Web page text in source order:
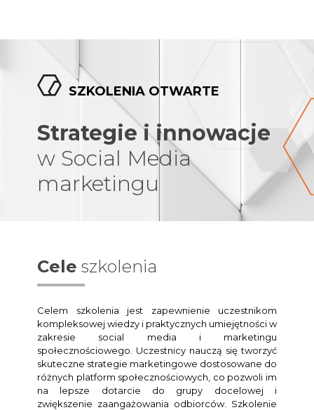
SZKOLENIA OTWARTE
Strategie i innowacje
w Social Media
marketingu
Cele szkolenia
Celem szkolenia jest zapewnienie uczestnikom
kompleksowej wiedzy i praktycznych umiejętności w
zakresie social media i marketingu
społecznościowego. Uczestnicy nauczą się tworzyć
skuteczne strategie marketingowe dostosowane do
różnych platform społecznościowych, co pozwoli im
na lepsze dotarcie do grupy docelowej i
zwiększenie zaangażowania odbiorców. Szkolenie